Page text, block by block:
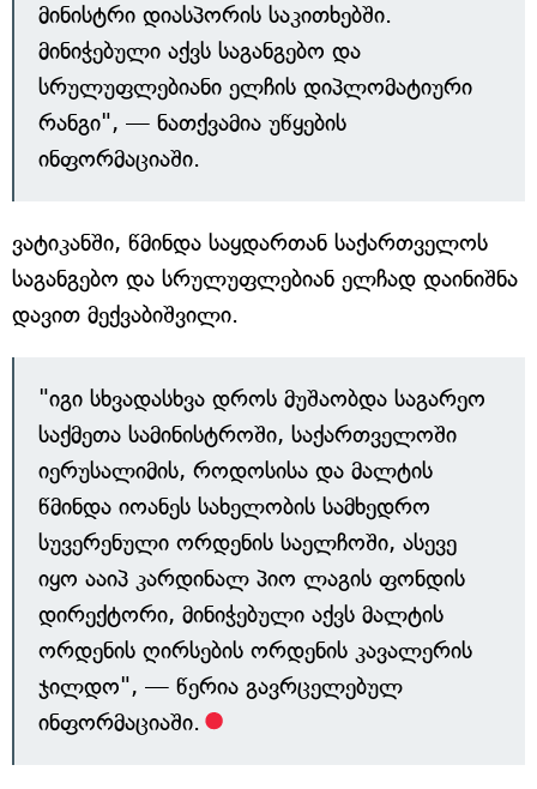
მინისტრი დიასპორის საკითხებში.
მინიჭებული აქვს საგანგებო და
სრულუფლებიანი ელჩის დიპლომატიური
რანგი", — ნათქვამია უწყების
ინფორმაციაში.
ვატიკანში, წმინდა საყდართან საქართველოს
საგანგებო და სრულუფლებიან ელჩად დაინიშნა
დავით მექვაბიშვილი.
"იგი სხვადასხვა დროს მუშაობდა საგარეო
საქმეთა სამინისტროში, საქართველოში
იერუსალიმის, როდოსისა და მალტის
წმინდა იოანეს სახელობის სამხედრო
სუვერენული ორდენის საელჩოში, ასევე
იყო ააიპ კარდინალ პიო ლაგის ფონდის
დირექტორი, მინიჭებული აქვს მალტის
ორდენის ღირსების ორდენის კავალერის
ჯილდო", — წერია გავრცელებულ
ინფორმაციაში.